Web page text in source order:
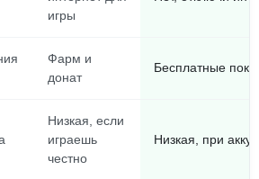
игры
Фарм и
донат
Бесплатные
Низкая, если
играешь
честно
Низкая, при